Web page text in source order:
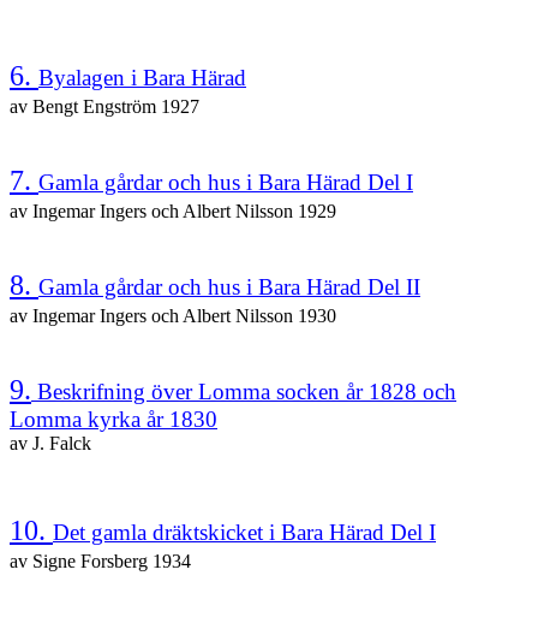
6. Byalagen i Bara Härad
av Bengt Engström 1927
7. Gamla gårdar och hus i Bara Härad Del I
av Ingemar Ingers och Albert Nilsson 1929
8. Gamla gårdar och hus i Bara Härad Del II
av Ingemar Ingers och Albert Nilsson 1930
9. Beskrifning över Lomma socken år 1828 och
Lomma kyrka år 1830
av J. Falck
10. Det gamla dräktskicket i Bara Härad Del I
av Signe Forsberg 1934